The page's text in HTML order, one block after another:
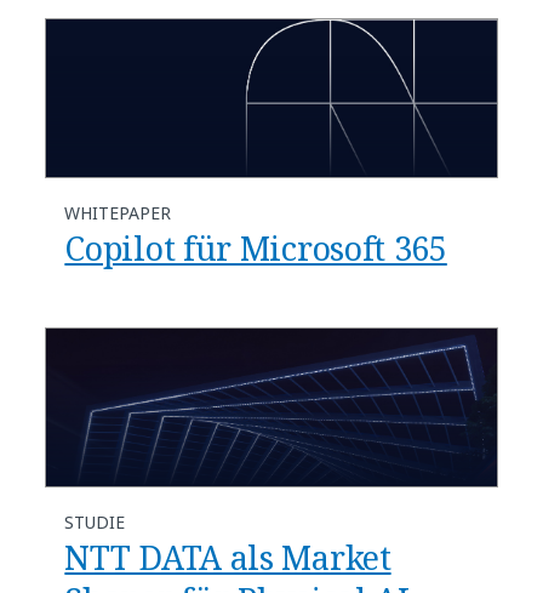
WHITEPAPER
Copilot für Microsoft 365
STUDIE
NTT DATA als Market